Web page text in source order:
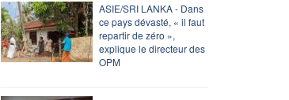
ASIE/SRI LANKA - Dans
ce pays dévasté, « il faut
repartir de zéro »,
explique le directeur des
OPM